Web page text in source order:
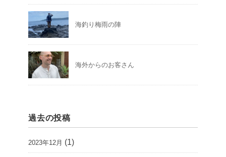
海釣り梅雨の陣
海外からのお客さん
過去の投稿
2023年12月 (1)